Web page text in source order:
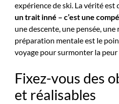
expérience de ski. La vérité est
un trait inné – c’est une
une descente, une pensée,
préparation mentale est le
voyage pour surmonter la peur
Fixez-vous des
et réalisables